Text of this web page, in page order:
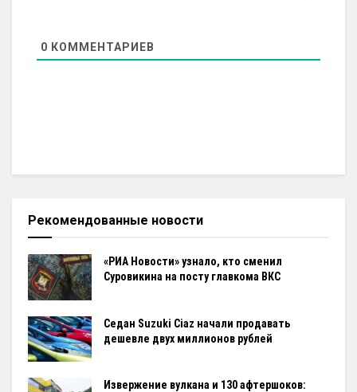
0 КОММЕНТАРИЕВ
Рекомендованные новости
«РИА Новости» узнало, кто сменил
Суровикина на посту главкома ВКС
Седан Suzuki Ciaz начали продавать
дешевле двух миллионов рублей
Извержение вулкана и 130 афтершоков: